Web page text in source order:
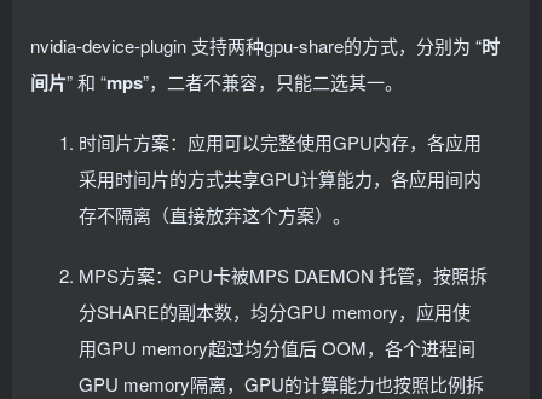
nvidia-device-plugin 支持两种gpu-share的方式，分别为 “时
间片” 和 “mps”，二者不兼容，只能二选其一。
时间片方案：应用可以完整使用GPU内存，各应用
采用时间片的方式共享GPU计算能力，各应用间内
存不隔离（直接放弃这个方案）。
MPS方案：GPU卡被MPS DAEMON 托管，按照拆
分SHARE的副本数，均分GPU memory，应用使
用GPU memory超过均分值后 OOM，各个进程间
GPU memory隔离，GPU的计算能力也按照比例拆